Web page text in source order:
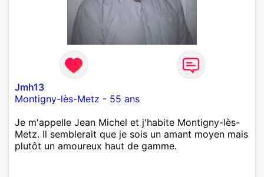
Jmh13
Montigny-lès-Metz - 55 ans
Je m'appelle Jean Michel et j'habite Montigny-lès-
Metz. Il semblerait que je sois un amant moyen mais
plutôt un amoureux haut de gamme.